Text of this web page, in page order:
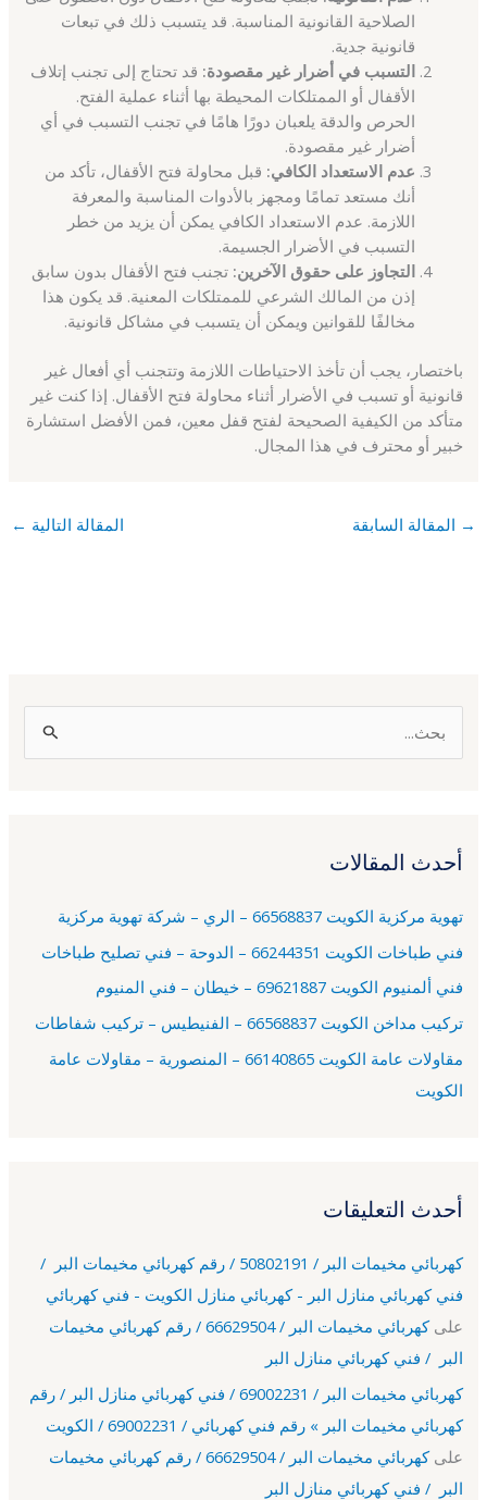
الصلاحية القانونية المناسبة. قد يتسبب ذلك في تبعات
قانونية جدية.
التسبب في أضرار غير مقصودة: قد تحتاج إلى تجنب إتلاف
الأقفال أو الممتلكات المحيطة بها أثناء عملية الفتح.
الحرص والدقة يلعبان دورًا هامًا في تجنب التسبب في أي
أضرار غير مقصودة.
عدم الاستعداد الكافي: قبل محاولة فتح الأقفال، تأكد من
أنك مستعد تمامًا ومجهز بالأدوات المناسبة والمعرفة
اللازمة. عدم الاستعداد الكافي يمكن أن يزيد من خطر
التسبب في الأضرار الجسيمة.
التجاوز على حقوق الآخرين: تجنب فتح الأقفال بدون سابق
إذن من المالك الشرعي للممتلكات المعنية. قد يكون هذا
مخالفًا للقوانين ويمكن أن يتسبب في مشاكل قانونية.
باختصار، يجب أن تأخذ الاحتياطات اللازمة وتتجنب أي أفعال غير
قانونية أو تسبب في الأضرار أثناء محاولة فتح الأقفال. إذا كنت غير
متأكد من الكيفية الصحيحة لفتح قفل معين، فمن الأفضل استشارة
خبير أو محترف في هذا المجال.
→ المقالة السابقة المقالة التالية ←
ل
ث
ن
:
أحدث المقالات
تهوية مركزية الكويت 66568837 – الري – شركة تهوية مركزية
فني طباخات الكويت 66244351 – الدوحة – فني تصليح طباخات
فني ألمنيوم الكويت 69621887 – خيطان – فني المنيوم
تركيب مداخن الكويت 66568837 – الفنيطيس – تركيب شفاطات
مقاولات عامة الكويت 66140865 – المنصورية – مقاولات عامة
الكويت
أحدث التعليقات
كهربائي مخيمات البر / 50802191 / رقم كهربائي مخيمات البر /
فني كهربائي منازل البر - كهربائي منازل الكويت - فني كهربائي
على
كهربائي مخيمات البر / 66629504 / رقم كهربائي مخيمات
البر / فني كهربائي منازل البر
كهربائي مخيمات البر / 69002231 / فني كهربائي منازل البر / رقم
كهربائي مخيمات البر » رقم فني كهربائي / 69002231 / الكويت
على
كهربائي مخيمات البر / 66629504 / رقم كهربائي مخيمات
البر / فني كهربائي منازل البر